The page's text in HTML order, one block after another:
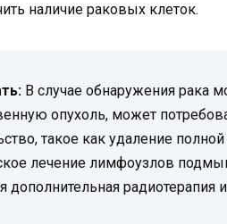
наличие раковых клеток.
В случае обнаружения рака
опухоль, может
такое как удаление
лечение лимфоузлов
дополнительная радиотерапия